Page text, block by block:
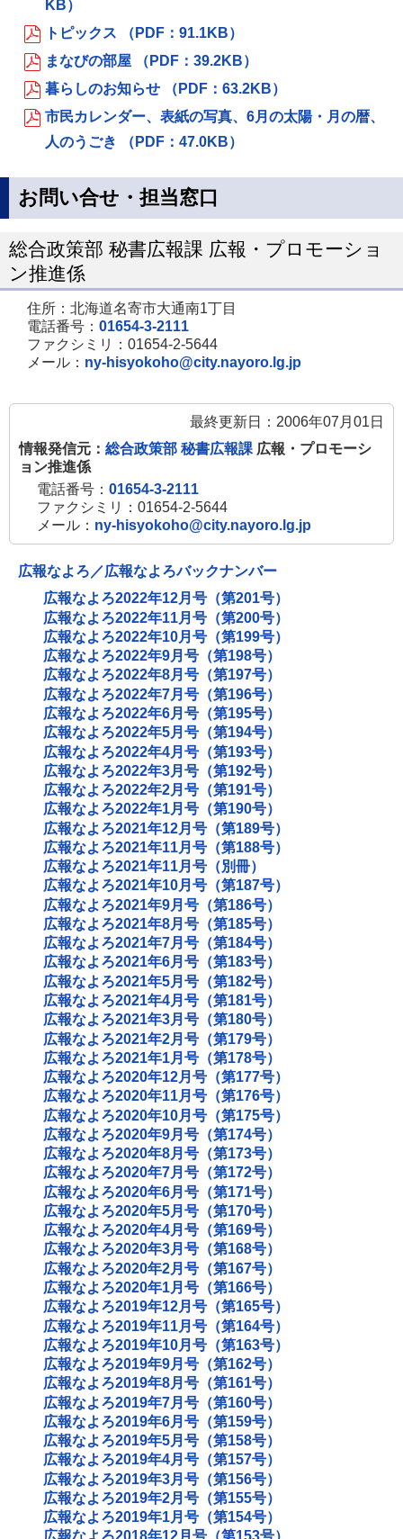
KB）
トピックス （PDF：91.1KB）
まなびの部屋 （PDF：39.2KB）
暮らしのお知らせ （PDF：63.2KB）
市民カレンダー、表紙の写真、6月の太陽・月の暦、
人のうごき （PDF：47.0KB）
お問い合せ・担当窓口
総合政策部 秘書広報課 広報・プロモーショ
ン推進係
住所：北海道名寄市大通南1丁目
電話番号： 01654-3-2111
ファクシミリ：01654-2-5644
メール： ny-hisyokoho@city.nayoro.lg.jp
最終更新日：2006年07月01日
情報発信元： 総合政策部 秘書広報課 広報・プロモーシ
ョン推進係
電話番号： 01654-3-2111
ファクシミリ：01654-2-5644
メール： ny-hisyokoho@city.nayoro.lg.jp
広報なよろ／広報なよろバックナンバー
広報なよろ2022年12月号（第201号）
広報なよろ2022年11月号（第200号）
広報なよろ2022年10月号（第199号）
広報なよろ2022年9月号（第198号）
広報なよろ2022年8月号（第197号）
広報なよろ2022年7月号（第196号）
広報なよろ2022年6月号（第195号）
広報なよろ2022年5月号（第194号）
広報なよろ2022年4月号（第193号）
広報なよろ2022年3月号（第192号）
広報なよろ2022年2月号（第191号）
広報なよろ2022年1月号（第190号）
広報なよろ2021年12月号（第189号）
広報なよろ2021年11月号（第188号）
広報なよろ2021年11月号（別冊）
広報なよろ2021年10月号（第187号）
広報なよろ2021年9月号（第186号）
広報なよろ2021年8月号（第185号）
広報なよろ2021年7月号（第184号）
広報なよろ2021年6月号（第183号）
広報なよろ2021年5月号（第182号）
広報なよろ2021年4月号（第181号）
広報なよろ2021年3月号（第180号）
広報なよろ2021年2月号（第179号）
広報なよろ2021年1月号（第178号）
広報なよろ2020年12月号（第177号）
広報なよろ2020年11月号（第176号）
広報なよろ2020年10月号（第175号）
広報なよろ2020年9月号（第174号）
広報なよろ2020年8月号（第173号）
広報なよろ2020年7月号（第172号）
広報なよろ2020年6月号（第171号）
広報なよろ2020年5月号（第170号）
広報なよろ2020年4月号（第169号）
広報なよろ2020年3月号（第168号）
広報なよろ2020年2月号（第167号）
広報なよろ2020年1月号（第166号）
広報なよろ2019年12月号（第165号）
広報なよろ2019年11月号（第164号）
広報なよろ2019年10月号（第163号）
広報なよろ2019年9月号（第162号）
広報なよろ2019年8月号（第161号）
広報なよろ2019年7月号（第160号）
広報なよろ2019年6月号（第159号）
広報なよろ2019年5月号（第158号）
広報なよろ2019年4月号（第157号）
広報なよろ2019年3月号（第156号）
広報なよろ2019年2月号（第155号）
広報なよろ2019年1月号（第154号）